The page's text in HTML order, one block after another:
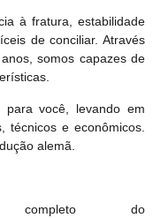
à fratura, estabilidade
de conciliar. Através
somos capazes de
para você, levando em
técnicos e econômicos.
alemã.
do